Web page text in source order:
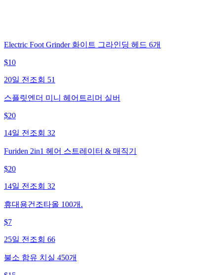
Electric Foot Grinder 화이트 그라인딩 헤드 6개
$10
20일 전 조회 51
스플릿엔더 미니 헤어트리머 실버
$20
14일 전 조회 32
Furiden 2in1 헤어 스트레이터 & 매직기
$20
14일 전 조회 32
휴대용건조타올 100개.
$7
25일 전 조회 66
불소 함유 치실 450개